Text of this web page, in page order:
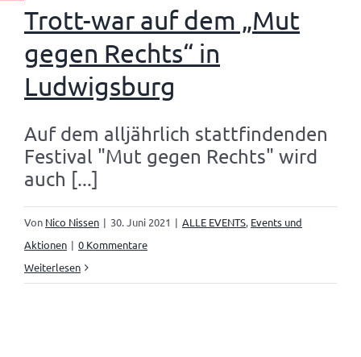
Trott-war auf dem „Mut
gegen Rechts“ in
Ludwigsburg
Auf dem alljährlich stattfindenden
Festival "Mut gegen Rechts" wird
auch [...]
Von Nico Nissen | 30. Juni 2021 | ALLE EVENTS, Events und
Aktionen | 0 Kommentare
Weiterlesen